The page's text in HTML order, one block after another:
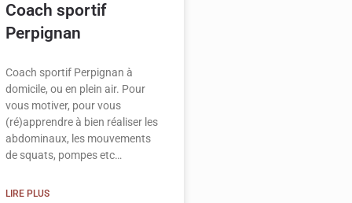
Coach sportif
Perpignan
Coach sportif Perpignan à
domicile, ou en plein air. Pour
vous motiver, pour vous
(ré)apprendre à bien réaliser les
abdominaux, les mouvements
de squats, pompes etc…
LIRE PLUS